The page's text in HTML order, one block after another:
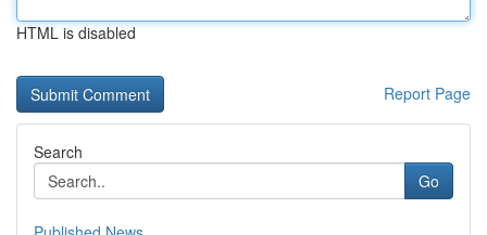
HTML is disabled
Report Page
Search
Go